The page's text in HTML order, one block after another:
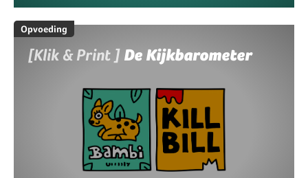
Opvoeding
[Klik & Print ] De Kijkbarometer